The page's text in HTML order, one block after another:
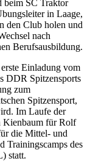
beim SC Traktor
in Laage,
den Club holen und
nach
Berufsausbildung.
Einladung vom
DDR Spitzensports
zum
Spitzensport,
Im Laufe der
Kienbaum für Rolf
die Mittel- und
Trainingscamps des
statt.